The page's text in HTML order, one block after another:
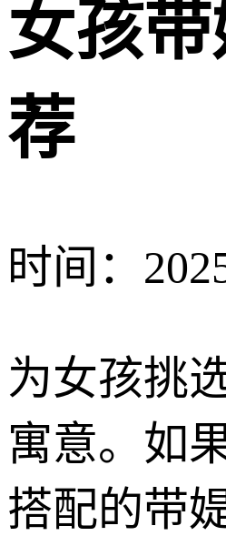
女孩
荐
时间：
为女孩挑
寓意。如
搭配的带